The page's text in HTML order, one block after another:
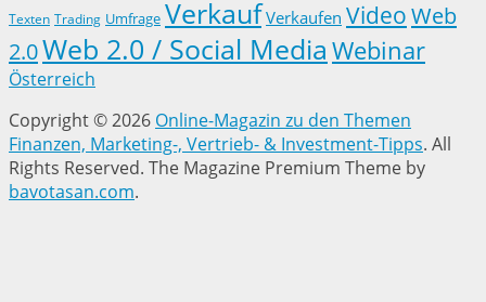
Texten Trading Umfrage Verkauf Verkaufen VideoWeb
2.0Web 2.0 / Social Media Webinar
Österreich
Copyright © 2026 Online-Magazin zu den Themen
Finanzen, Marketing-, Vertrieb- & Investment-Tipps. All
Rights Reserved. The Magazine Premium Theme by
bavotasan.com.